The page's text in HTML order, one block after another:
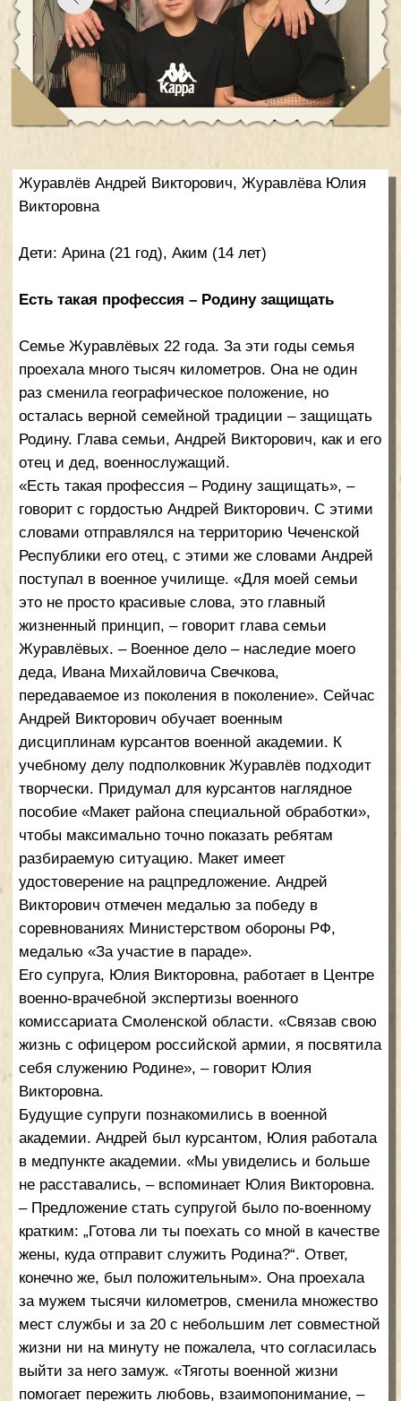
Дети: Арина (21 год), Аким (14 лет)
Есть такая профессия – Родину защищать
Семье Журавлёвых 22 года. За эти годы семья
проехала много тысяч километров. Она не один
раз сменила географическое положение, но
осталась верной семейной традиции – защищать
«Есть такая профессия – Родину защищать», –
говорит с гордостью Андрей Викторович. С этими
словами отправлялся на территорию Чеченской
это не просто красивые слова, это главный
деда, Ивана Михайловича Свечкова,
Андрей Викторович обучает военным
дисциплинам курсантов военной академии. К
учебному делу подполковник Журавлёв подходит
творчески. Придумал для курсантов наглядное
пособие «Макет района специальной обработки»,
чтобы максимально точно показать ребятам
разбираемую ситуацию. Макет имеет
удостоверение на рацпредложение. Андрей
Викторович отмечен медалью за победу в
соревнованиях Министерством обороны РФ,
медалью «За участие в параде».
военно-врачебной экспертизы военного
комиссариата Смоленской области. «Связав свою
жизнь с офицером российской армии, я посвятила
себя служению Родине», – говорит Юлия
Викторовна.
Будущие супруги познакомились в военной
в медпункте академии. «Мы увиделись и больше
не расставались, – вспоминает Юлия Викторовна.
– Предложение стать супругой было по-военному
кратким: „Готова ли ты поехать со мной в качестве
жены, куда отправит служить Родина?“. Ответ,
конечно же, был положительным». Она проехала
мест службы и за 20 с небольшим лет совместной
жизни ни на минуту не пожалела, что согласилась
выйти за него замуж. «Тяготы военной жизни
помогает пережить любовь, взаимопонимание, –
делится Юлия Викторовна. – Мы знаем, что мы
есть друг у друга в любую трудную и счастливую
У супругов Журавлёвых двое детей. Старшая дочь
Арина достойно продолжает династию
военнослужащих – учится там же, где когда-то
учился отец, в Военной академии радиационной,
химической, биологической защиты имени
маршала Советского Союза С.К. Тимошенко в
Костроме. «Офицер – это олицетворение чести и
доблести, благородства и верности», – считают в
семье Журавлёвых. Младший сын Аким тоже
мечтает стать офицером и быть похожим на
родителей, старшую сестру, деда и прадеда.
«Я горжусь тем, что последовала примеру отца, –
говорит юная защитница, – для меня это не просто
предках». В прошлом году Арина удостоилась
чести стать участником парада, посвященного
Дню Победы, и пройти по Красной площади.
Семья Журавлёвых старается проводить все
праздники вместе. Ходить в театр, играть в
волейбол. После напряженного рабочего дня их
терьер Арчи. Журавлёвы любят пересматривать
семейные видео, делиться с детьми
воспоминаниями. «Хранить традиции семьи – это
видеовизитка
семьи